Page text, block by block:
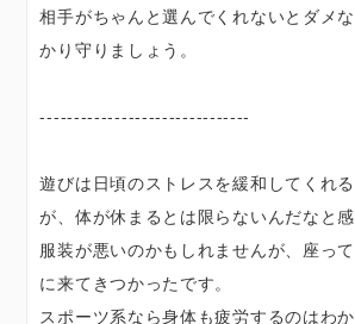
相手がちゃんと選んでくれないとダメ
かり守りましょう。
-------------------------------
遊びは日頃のストレスを緩和してくれ
が、体が休まるとは限らないんだなと感
服装が悪いのかもしれませんが、座っ
に来てきつかったです。
スポーツ系なら身体も疲労するのはわ